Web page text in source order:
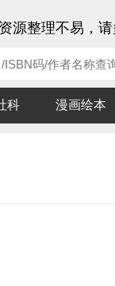
源整理不易，请
科 漫画绘本